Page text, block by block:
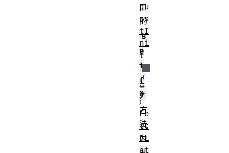
口
的
s
e
t
(
)
方
法
为
qu
es
tI
ni
t
Fe
tc
hL
at